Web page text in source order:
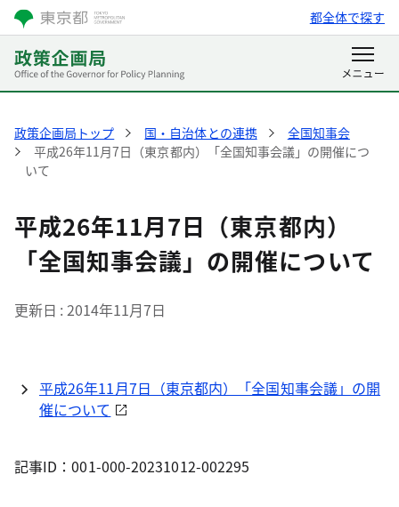
都全体で探す
政策企画局トップ 国・自治体との連携
全国知事会
平成26年11月7日（東京都内）「全国知事会議」の開催につ
いて
平成26年11月7日（東京都内）
「全国知事会議」の開催について
更新日 2014年11月7日
平成26年11月7日（東京都内）「全国知事会議」の開
催について
記事ID：001-000-20231012-002295